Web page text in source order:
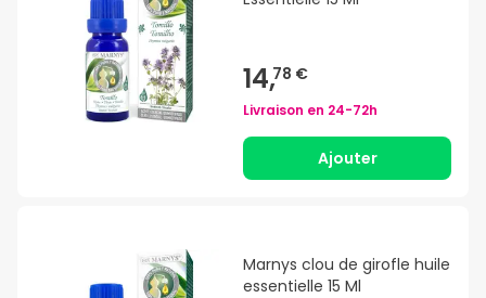
14,78 €
Livraison en 24-72h
Ajouter
Marnys clou de girofle huile
essentielle 15 Ml